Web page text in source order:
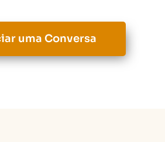
uma Conversa